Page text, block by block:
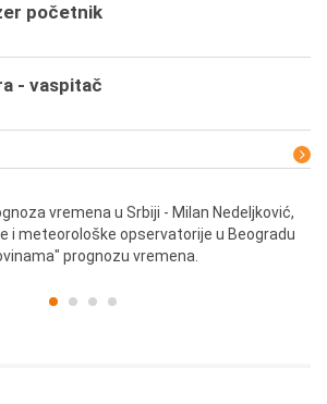
početnik
- vaspitač
vremena u Srbiji - Milan Nedeljković,
i meteorološke opservatorije u Beogradu
prognozu vremena.